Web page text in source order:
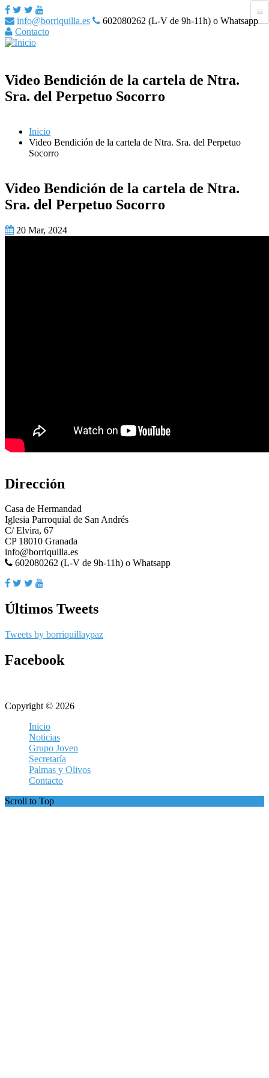
info@borriquilla.es
602080262 (L-V de 9h-11h) o Whatsapp
Contacto
Video Bendición de la cartela de Ntra.
Sra. del Perpetuo Socorro
Inicio
Video Bendición de la cartela de Ntra. Sra. del Perpetuo
Socorro
Video Bendición de la cartela de Ntra.
Sra. del Perpetuo Socorro
20 Mar, 2024
Dirección
Casa de Hermandad
Iglesia Parroquial de San Andrés
C/ Elvira, 67
CP 18010 Granada
info@borriquilla.es
602080262 (L-V de 9h-11h) o Whatsapp
Últimos Tweets
Tweets by borriquillaypaz
Facebook
Copyright © 2026
Inicio
Noticias
Grupo Joven
Secretaría
Palmas y Olivos
Contacto
Scroll to Top